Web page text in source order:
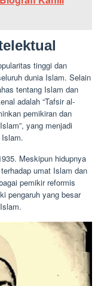
tinggi dan
dunia Islam. Selain
tentang Islam dan
adalah “Tafsir al-
pemikiran dan
yang menjadi
Meskipun hidupnya
umat Islam dan
pemikir reformis
pengaruh yang besar